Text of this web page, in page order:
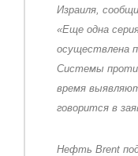
Израиля,
«Еще одна
осуществлена
Системы
время
говорится в
Нефть Brent